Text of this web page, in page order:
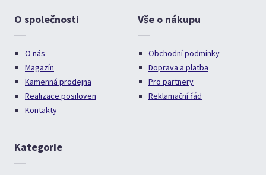
O společnosti
O nás
Magazín
Kamenná prodejna
Realizace posiloven
Kontakty
Vše o nákupu
Obchodní podmínky
Doprava a platba
Pro partnery
Reklamační řád
Kategorie